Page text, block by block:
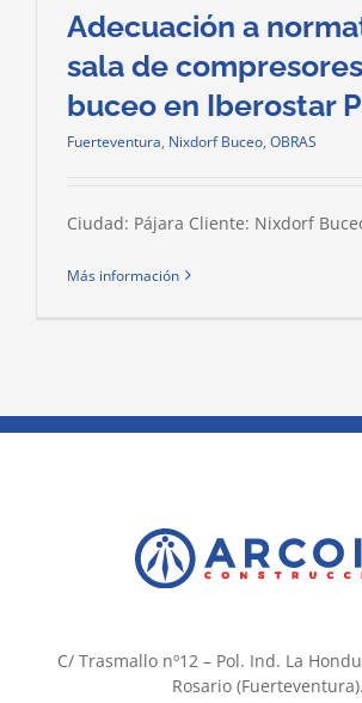
Adecuación a
sala de
buceo en Iberostar
Fuerteventura, Nixdorf Buceo, OBRAS
Ciudad: Pájara Cliente: Nixdorf
Más información
C/ Trasmallo nº12 – Pol. Ind. La
Rosario (Fuerteventura).